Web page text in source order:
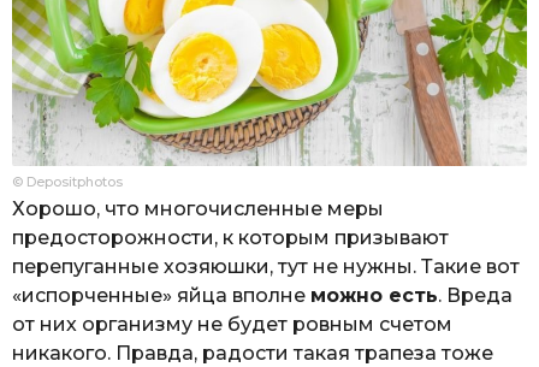
© Depositphotos
Хорошо, что многочисленные меры
предосторожности, к которым призывают
перепуганные хозяюшки, тут не нужны. Такие вот
«испорченные» яйца вполне можно есть. Вреда
от них организму не будет ровным счетом
никакого. Правда, радости такая трапеза тоже